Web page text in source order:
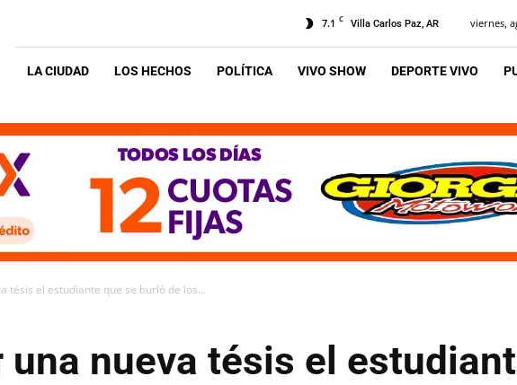
7.1 C Villa Carlos Paz, AR viernes,
LA CIUDAD LOS HECHOS POLÍTICA VIVO SHOW DEPORTE VIVO
tésis el estudiante que se burló de los...
una nueva tésis el